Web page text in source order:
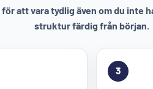
att vara tydlig även om du inte
struktur färdig från början.
3